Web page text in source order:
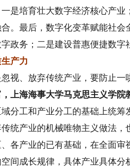
是培育壮大数字经济核心产
。最后，数字化变革赋能社
政务；二是建设普惠便捷数字
产力
、放弃传统产业，要防止一
上海海事大学马克思主义学
分工和产业分工的基础上统
统产业的机械唯物主义做法
各产业的已有基础，在全面
间成长规律，具体产业具体